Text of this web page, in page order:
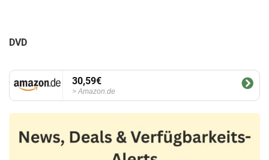
DVD
30,59€
Amazon.de